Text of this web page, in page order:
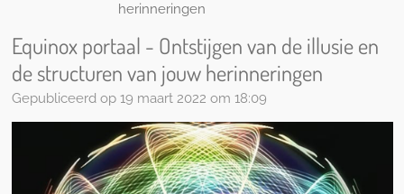
herinneringen
Equinox portaal - Ontstijgen van de illusie en
de structuren van jouw herinneringen
Gepubliceerd op 19 maart 2022 om 18:09